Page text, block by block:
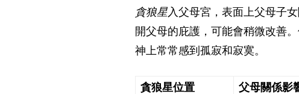
貪狼星 入父母宮，表面上父母子
開父母的庇護，可能會稍微改善
神上常常感到孤寂和寂寞。
貪狼星位置
父母關係影